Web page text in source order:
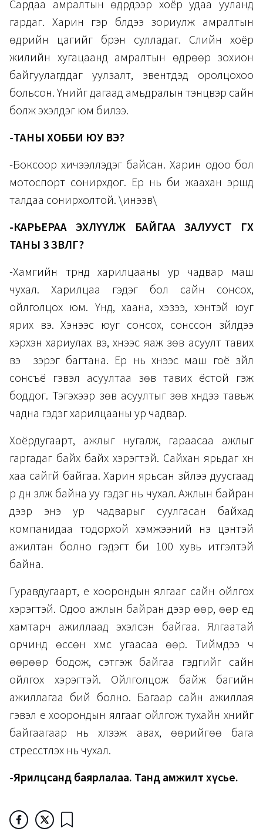
Сардаа амралтын өдрүүдээр хоёр удаа ууланд
гардаг. Харин гэр бүлдээ зориулж амралтын
өдрийн цагийг бүрэн сулладаг. Сүүлийн хоёр
жилийн хугацаанд амралтын өдрөөр зохион
байгуулагддаг уулзалт, эвентүүдэд оролцохоо
больсон. Үүнийг дагаад амьдралын тэнцвэр сайн
болж эхэлдэг юм билээ.
-ТАНЫ ХОББИ ЮУ ВЭ?
-Боксоор хичээллэдэг байсан. Харин одоо бол
мотоспорт сонирхдог. Ер нь би жаахан эршүүд
талдаа сонирхолтой. \инээв\
-КАРЬЕРАА ЭХЛҮҮЛЖ БАЙГАА ЗАЛУУСТ ӨГӨХ
ТАНЫ 3 ЗӨВЛӨГӨӨ?
-Хамгийн түрүүнд харилцааны ур чадвар маш
чухал. Харилцаа гэдэг бол сайн сонсох,
ойлголцох юм. Үүнд, хаана, хэзээ, хэнтэй юуг
ярих вэ. Хэнээс юуг сонсох, сонссон зүйлдээ
хэрхэн хариулах вэ, хүнээс яаж зөв асуулт тавих
вэ зэрэг багтана. Ер нь хүнээс маш гоё зүйл
сонсъё гэвэл асуултаа зөв тавих ёстой гэж
боддог. Тэгэхээр зөв асуултыг зөв хүндээ тавьж
чадна гэдэг харилцааны ур чадвар.
Хоёрдугаарт, ажлыг нугалж, гараасаа ажлыг
гаргадаг байх байх хэрэгтэй. Сайхан ярьдаг хүн
хаа сайгүй байгаа. Харин ярьсан зүйлээ дуусгаад
үр дүн үзүүлж байна уу гэдэг нь чухал. Ажлын байран
дээр энэ ур чадварыг суулгасан байхад
компанидаа тодорхой хэмжээний үнэ цэнтэй
ажилтан болно гэдэгт би 100 хувь итгэлтэй
байна.
Гуравдугаарт, үе хоорондын ялгааг сайн ойлгох
хэрэгтэй. Одоо ажлын байран дээр өөр, өөр үеүд
хамтарч ажиллаад эхэлсэн байгаа. Ялгаатай
орчинд өссөн хүмүүс угаасаа өөр. Тиймдээ ч
өөрөөр бодож, сэтгэж байгаа гэдгийг сайн
ойлгох хэрэгтэй. Ойлголцож байж багийн
ажиллагаа бий болно. Багаар сайн ажиллая
гэвэл үе хоорондын ялгааг ойлгож тухайн хүнийг
байгаагаар нь хүлээж авах, өөрийгөө бага
стресстүүлэх нь чухал.
-Ярилцсанд баярлалаа. Танд амжилт хүсье.